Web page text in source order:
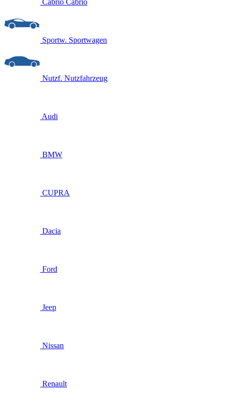
Cabrio Cabrio
Sportw. Sportwagen
Nutzf. Nutzfahrzeug
Audi
BMW
CUPRA
Dacia
Ford
Jeep
Nissan
Renault